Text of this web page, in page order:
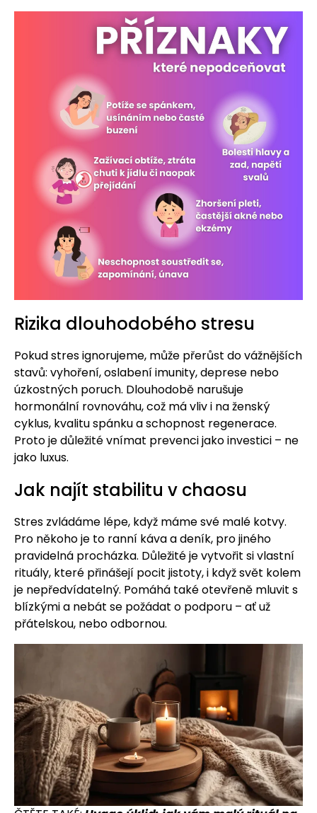
Rizika dlouhodobého stresu
Pokud stres ignorujeme, může přerůst do vážnějších
stavů: vyhoření, oslabení imunity, deprese nebo
úzkostných poruch. Dlouhodobě narušuje
hormonální rovnováhu, což má vliv i na ženský
cyklus, kvalitu spánku a schopnost regenerace.
Proto je důležité vnímat prevenci jako investici – ne
jako luxus.
Jak najít stabilitu v chaosu
Stres zvládáme lépe, když máme své malé kotvy.
Pro někoho je to ranní káva a deník, pro jiného
pravidelná procházka. Důležité je vytvořit si vlastní
rituály, které přinášejí pocit jistoty, i když svět kolem
je nepředvídatelný. Pomáhá také otevřeně mluvit s
blízkými a nebát se požádat o podporu – ať už
přátelskou, nebo odbornou.